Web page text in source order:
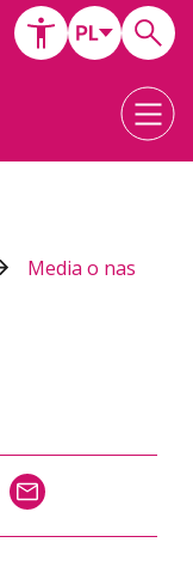
Media o nas
SHARE